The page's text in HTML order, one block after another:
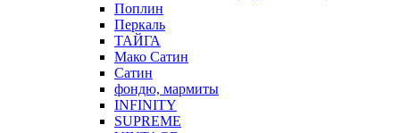
Поплин
Перкаль
ТАЙГА
Мако Сатин
Сатин
фондю, мармиты
INFINITY
SUPREME